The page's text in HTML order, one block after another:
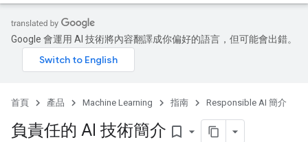
Google 會運用 AI 技術將內容翻譯成你偏好的語言，但可能會出錯。
首頁 產品 Machine Learning 指南 Responsible AI 簡介
負責任的 AI 技術簡介 bookmark_border